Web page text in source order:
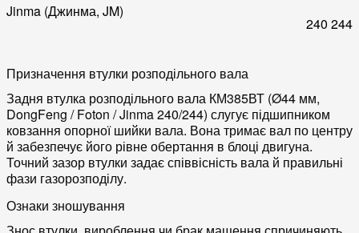
Jinma (Джинма, JM)
240 244
Призначення втулки розподільного вала
Задня втулка розподільного вала КМ385ВТ (Ø44 мм,
DongFeng / Foton / Jinma 240/244) слугує підшипником
ковзання опорної шийки вала. Вона тримає вал по центру
й забезпечує його рівне обертання в блоці двигуна.
Точний зазор втулки задає співвісність вала й правильні
фази газорозподілу.
Ознаки зношування